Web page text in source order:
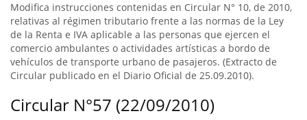
Modifica instrucciones contenidas en Circular N° 10, de 2010,
relativas al régimen tributario frente a las normas de la Ley
de la Renta e IVA aplicable a las personas que ejercen el
comercio ambulantes o actividades artísticas a bordo de
vehículos de transporte urbano de pasajeros. (Extracto de
Circular publicado en el Diario Oficial de 25.09.2010).
Circular N°57 (22/09/2010)